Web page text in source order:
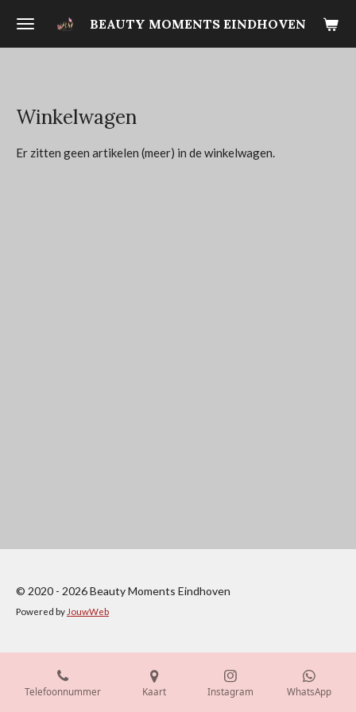
Ga
BEAUTY MOMENTS EINDHOVEN
Winkelwagen
Er zitten geen artikelen (meer) in de winkelwagen.
© 2020 - 2026 Beauty Moments Eindhoven
Powered by JouwWeb
Telefoonnummer Kaart Instagram WhatsApp